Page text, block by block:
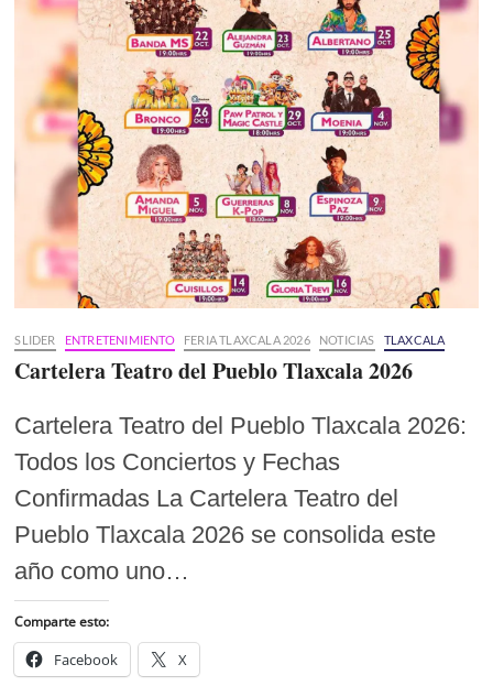
SLIDER ENTRETENIMIENTO FERIA TLAXCALA 2026 NOTICIAS TLAXCALA
Cartelera Teatro del Pueblo Tlaxcala 2026
Cartelera Teatro del Pueblo Tlaxcala 2026:
Todos los Conciertos y Fechas
Confirmadas La Cartelera Teatro del
Pueblo Tlaxcala 2026 se consolida este
año como uno…
Comparte esto:
Facebook X